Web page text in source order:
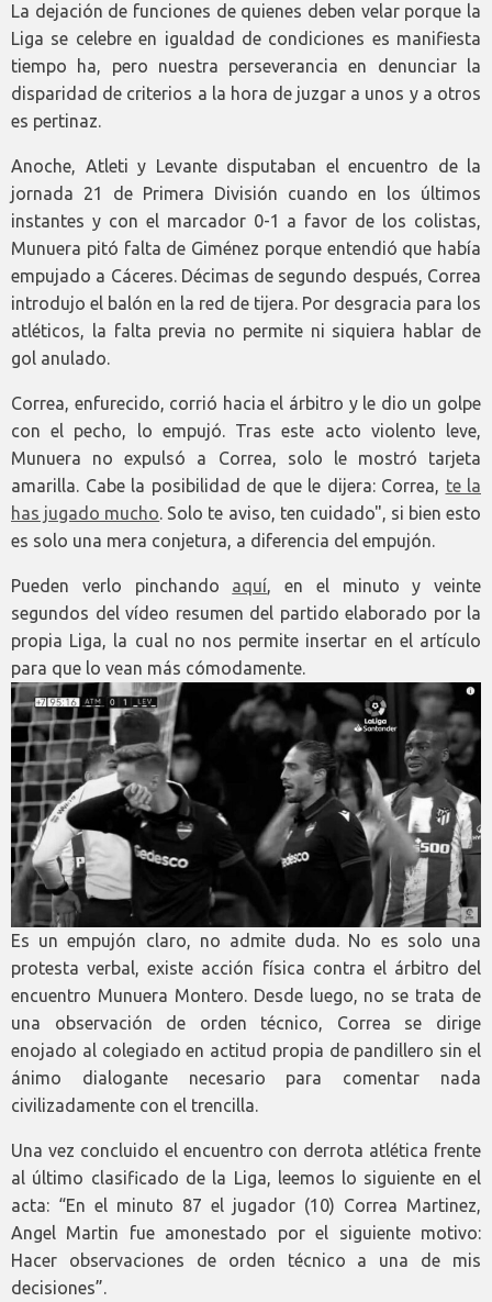
La dejación de funciones de quienes deben velar porque la
Liga se celebre en igualdad de condiciones es manifiesta
tiempo ha, pero nuestra perseverancia en denunciar la
disparidad de criterios a la hora de juzgar a unos y a otros
es pertinaz.
Anoche, Atleti y Levante disputaban el encuentro de la
jornada 21 de Primera División cuando en los últimos
instantes y con el marcador 0-1 a favor de los colistas,
Munuera pitó falta de Giménez porque entendió que había
empujado a Cáceres. Décimas de segundo después, Correa
introdujo el balón en la red de tijera. Por desgracia para los
atléticos, la falta previa no permite ni siquiera hablar de
gol anulado.
Correa, enfurecido, corrió hacia el árbitro y le dio un golpe
con el pecho, lo empujó. Tras este acto violento leve,
Munuera no expulsó a Correa, solo le mostró tarjeta
amarilla. Cabe la posibilidad de que le dijera: Correa, te la
has jugado mucho. Solo te aviso, ten cuidado", si bien esto
es solo una mera conjetura, a diferencia del empujón.
Pueden verlo pinchando aquí, en el minuto y veinte
segundos del vídeo resumen del partido elaborado por la
propia Liga, la cual no nos permite insertar en el artículo
para que lo vean más cómodamente.
Es un empujón claro, no admite duda. No es solo una
protesta verbal, existe acción física contra el árbitro del
encuentro Munuera Montero. Desde luego, no se trata de
una observación de orden técnico, Correa se dirige
enojado al colegiado en actitud propia de pandillero sin el
ánimo dialogante necesario para comentar nada
civilizadamente con el trencilla.
Una vez concluido el encuentro con derrota atlética frente
al último clasificado de la Liga, leemos lo siguiente en el
acta: “En el minuto 87 el jugador (10) Correa Martinez,
Angel Martin fue amonestado por el siguiente motivo:
Hacer observaciones de orden técnico a una de mis
decisiones”.